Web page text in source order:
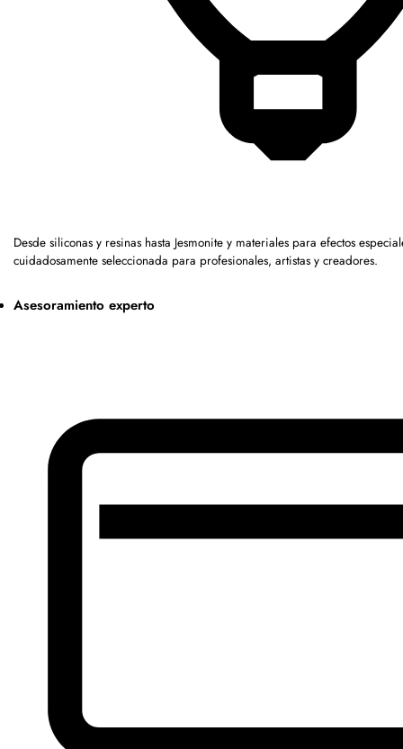
Desde siliconas y resinas hasta Jesmonite y materiales para efectos
cuidadosamente seleccionada para profesionales, artistas y creadores.
Asesoramiento experto